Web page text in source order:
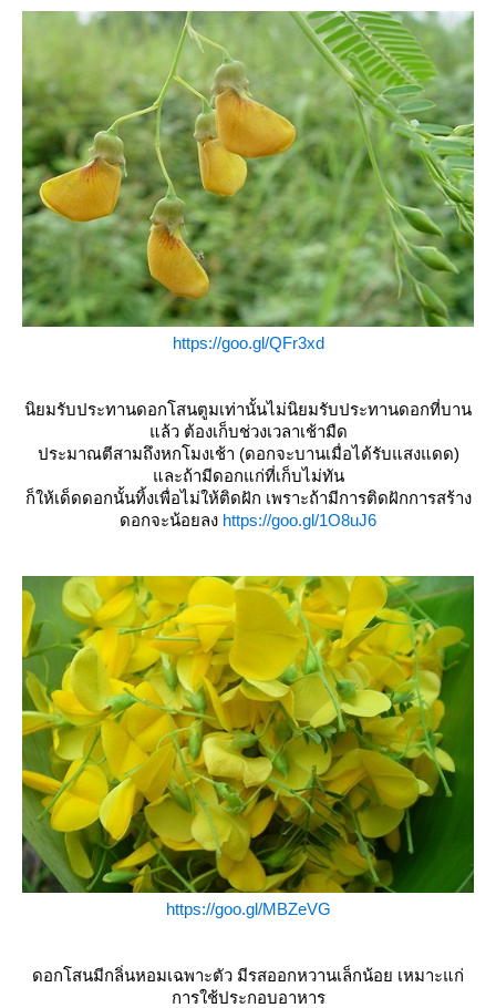
https://goo.gl/QFr3xd
นิยมรับประทานดอกโสนตูมเท่านั้นไม่นิยมรับประทานดอกที่บาน
ล้ว ต้องเก็บช่วงเวลาเช้ามืด
ประมาณตีสามถึงหกโมงเช้า (ดอกจะบานเมื่อได้รับแสงแดด)
ละถ้ามีดอกแก่ที่เก็บไม่ทัน
ก็ให้เด็ดดอกนั้นทิ้งเพื่อไม่ให้ติดฝัก เพราะถ้ามีการติดฝักการสร้าง
ดอกจะน้อยลง https://goo.gl/1O8uJ6
https://goo.gl/MBZeVG
ดอกโสนมีกลิ่นหอมเฉพาะตัว มีรสออกหวานเล็กน้อย เหมาะแก่
การใช้ประกอบอาหาร